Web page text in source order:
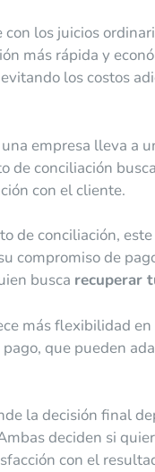
con los juicios
más rápida y
los costos
empresa lleva a
de conciliación
con el cliente.
de conciliación,
compromiso de
busca recuperar
más flexibilidad
que pueden
la decisión final
deciden si
con el